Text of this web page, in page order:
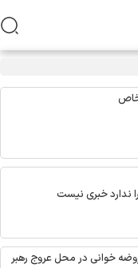
سوی دفتر معظم‌له
خبری نیست
خوانی در محل عروج رهبر